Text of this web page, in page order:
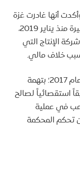
أنها غادرت غزة
منذ 5 أعوام ولم تعد مراسلة لقناة المسيرة منذ يناير 2019،
الإنتاج التي
خلاف مالي.
تعرضت هاجر لإجراءات قضائية بغزة عام 2017؛ بتهمة
استقصائياً لصالح
في عملية
تحكم المحكمة